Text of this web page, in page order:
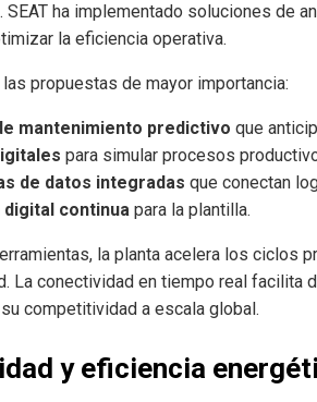
ha implementado soluciones de
la eficiencia operativa.
propuestas de mayor importancia:
mantenimiento predictivo que
para simular procesos
de datos integradas que conectan
digital continua para la plantilla.
la planta acelera los
La conectividad en tiempo real facilita
competitividad a escala global.
y eficiencia